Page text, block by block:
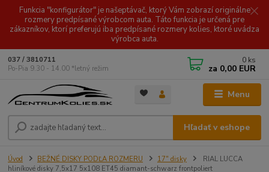
Funkcia "konfigurátor" je našeptávač, ktorý Vám zobrazí originálne
rozmery predpísané výrobcom auta. Táto funkcia je určená pre
zákazníkov, ktorí preferujú iba predpísané rozmery kolies, ktoré uvádza
výrobca auta.
Menu
Hľadať v eshope
037 / 3810711
Po-Pia 9.30 - 14.00 *letný režim
0 ks
za 0,00 EUR
Úvod BEŽNÉ DISKY PODĽA ROZMERU 17" disky
RIAL LUCCA
hliníkové disky 7,5x17 5x108 ET45 diamant-schwarz frontpoliert